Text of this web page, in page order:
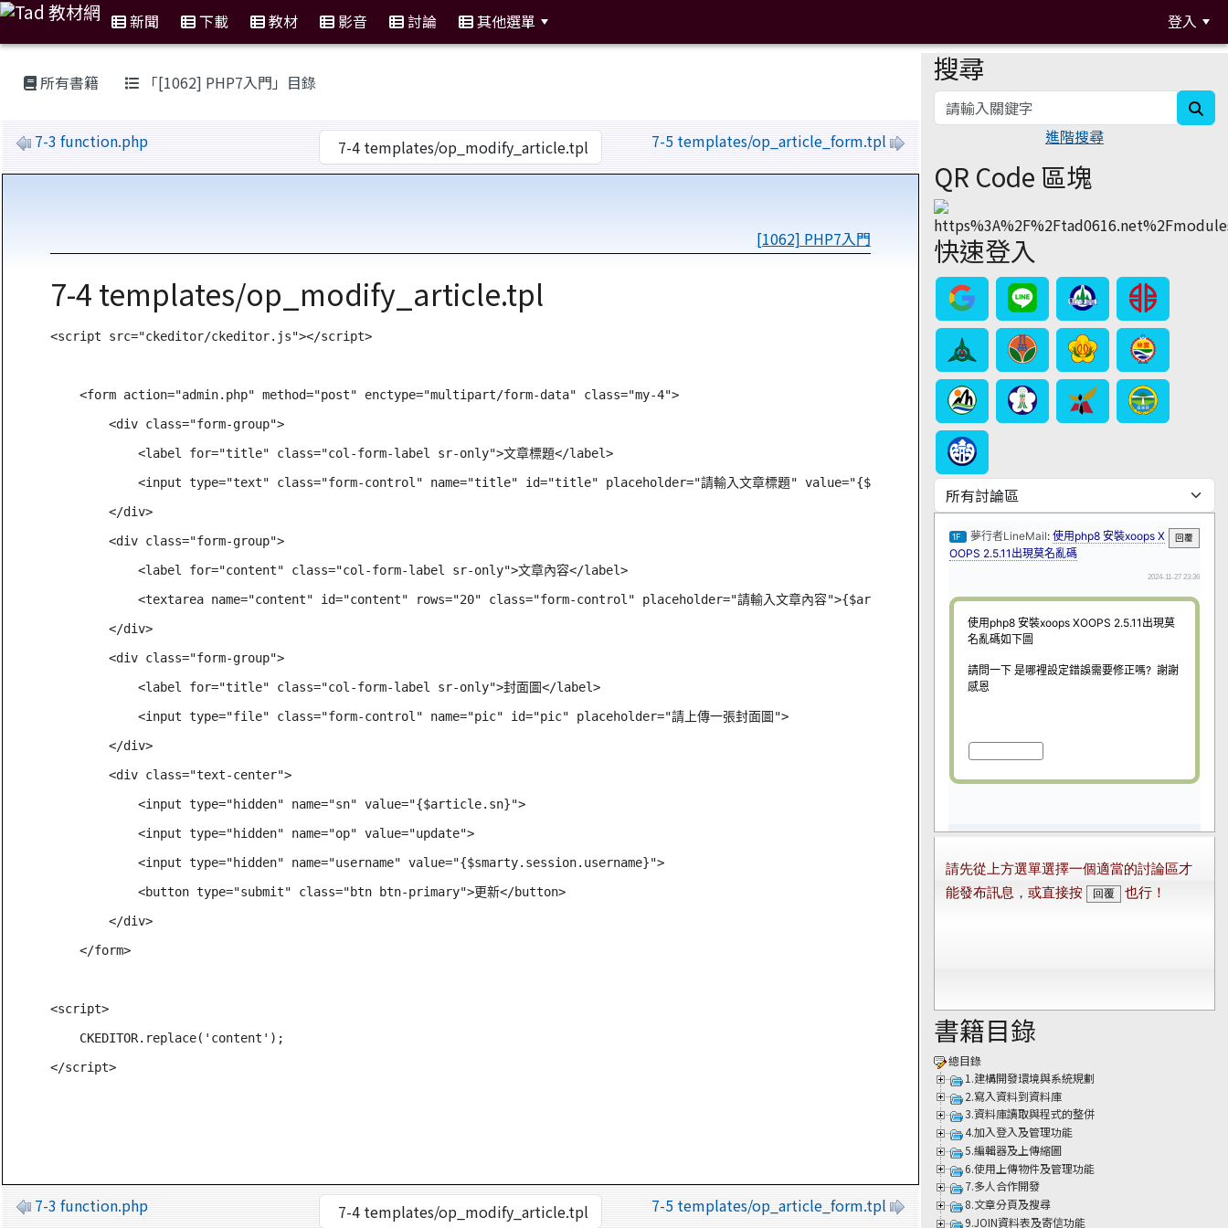
新聞 下載 教材 影音 討論 其他選單 登入
所有書籍 「[1062] PHP7入門」目錄
7-3 function.php 7-5 templates/op_article_form.tpl
[1062] PHP7入門
7-4 templates/op_modify_article.tpl
<script src="ckeditor/ckeditor.js"></script>
    <form action="admin.php" method="post" enctype="multipart/form-data" class="my-4">
        <div class="form-group">
            <label for="title" class="col-form-label sr-only">文章標題</label>
            <input type="text" class="form-control" name="title" id="title" placeholder="請輸入文章標題" value="{$article.title}">
        </div>
        <div class="form-group">
            <label for="content" class="col-form-label sr-only">文章內容</label>
            <textarea name="content" id="content" rows="20" class="form-control" placeholder="請輸入文章內容">{$article.content}</textarea>
        </div>
        <div class="form-group">
            <label for="title" class="col-form-label sr-only">封面圖</label>
            <input type="file" class="form-control" name="pic" id="pic" placeholder="請上傳一張封面圖">
        </div>
        <div class="text-center">
            <input type="hidden" name="sn" value="{$article.sn}">
            <input type="hidden" name="op" value="update">
            <input type="hidden" name="username" value="{$smarty.session.username}">
            <button type="submit" class="btn btn-primary">更新</button>
        </div>
    </form>
<script>
    CKEDITOR.replace('content');
</script>
7-3 function.php 7-5 templates/op_article_form.tpl
:::
搜尋
進階搜尋
QR Code 區塊
快速登入
書籍目錄
總目錄
1.建構開發環境與系統規劃
2.寫入資料到資料庫
3.資料庫讀取與程式的整併
4.加入登入及管理功能
5.編輯器及上傳縮圖
6.使用上傳物件及管理功能
7.多人合作開發
8.文章分頁及搜尋
9.JOIN資料表及寄信功能